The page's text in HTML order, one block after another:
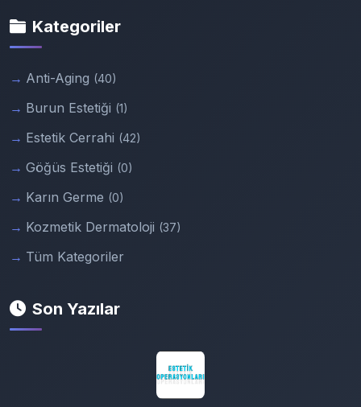
Kategoriler
Anti-Aging (40)
Burun Estetiği (1)
Estetik Cerrahi (42)
Göğüs Estetiği (0)
Karın Germe (0)
Kozmetik Dermatoloji (37)
Tüm Kategoriler
Son Yazılar